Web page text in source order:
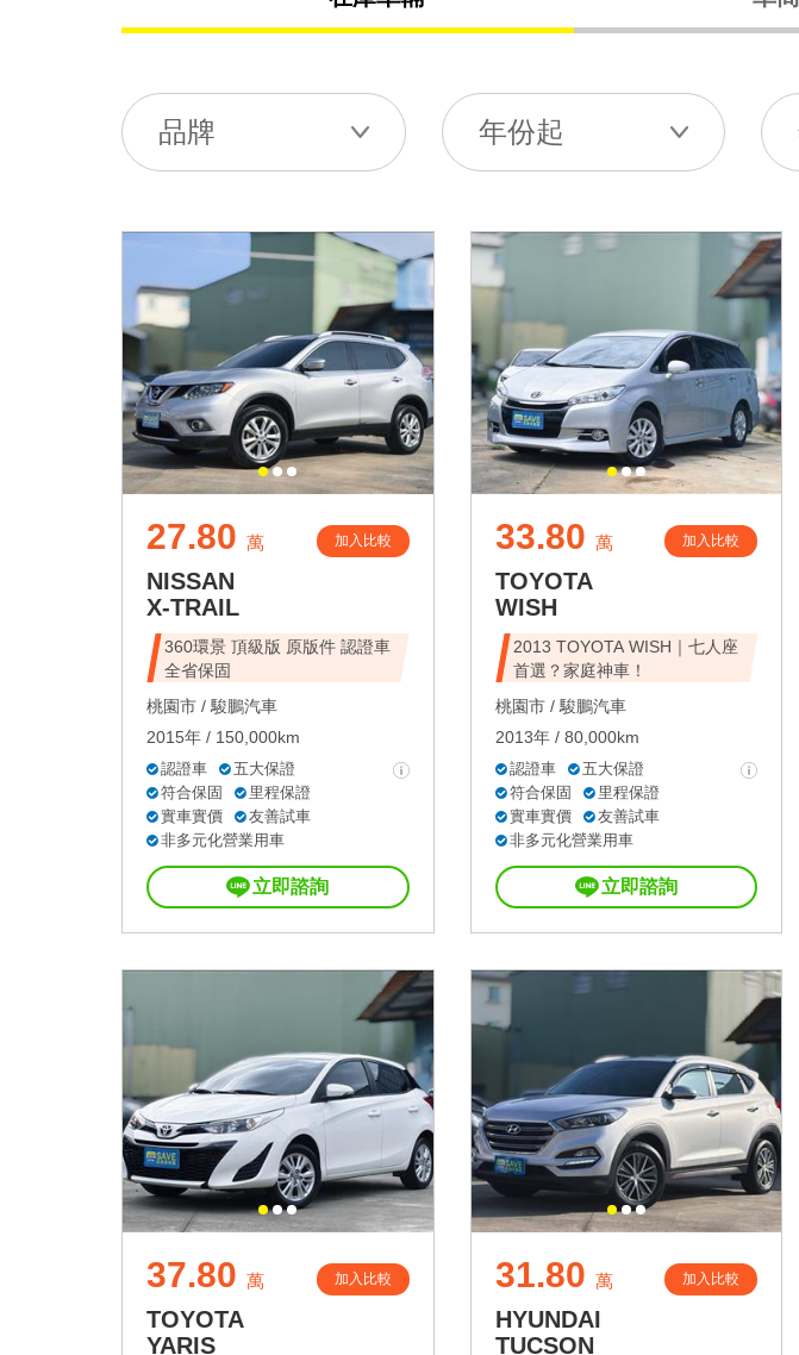
27.80 萬 加入比較
NISSAN
X-TRAIL
360環景 頂級版 原版件 認證車
全省保固
桃園市 / 駿鵬汽車
2015年 / 150,000km
認證車
五大保證
符合保固
里程保證
實車實價
友善試車
非多元化營業用車
立即諮詢
33.80 萬 加入比較
TOYOTA
WISH
2013 TOYOTA WISH｜七人座
首選？家庭神車！
桃園市 / 駿鵬汽車
2013年 / 80,000km
認證車
五大保證
符合保固
里程保證
實車實價
友善試車
非多元化營業用車
立即諮詢
37.80 萬 加入比較
TOYOTA
YARIS
31.80 萬 加入比較
HYUNDAI
TUCSON